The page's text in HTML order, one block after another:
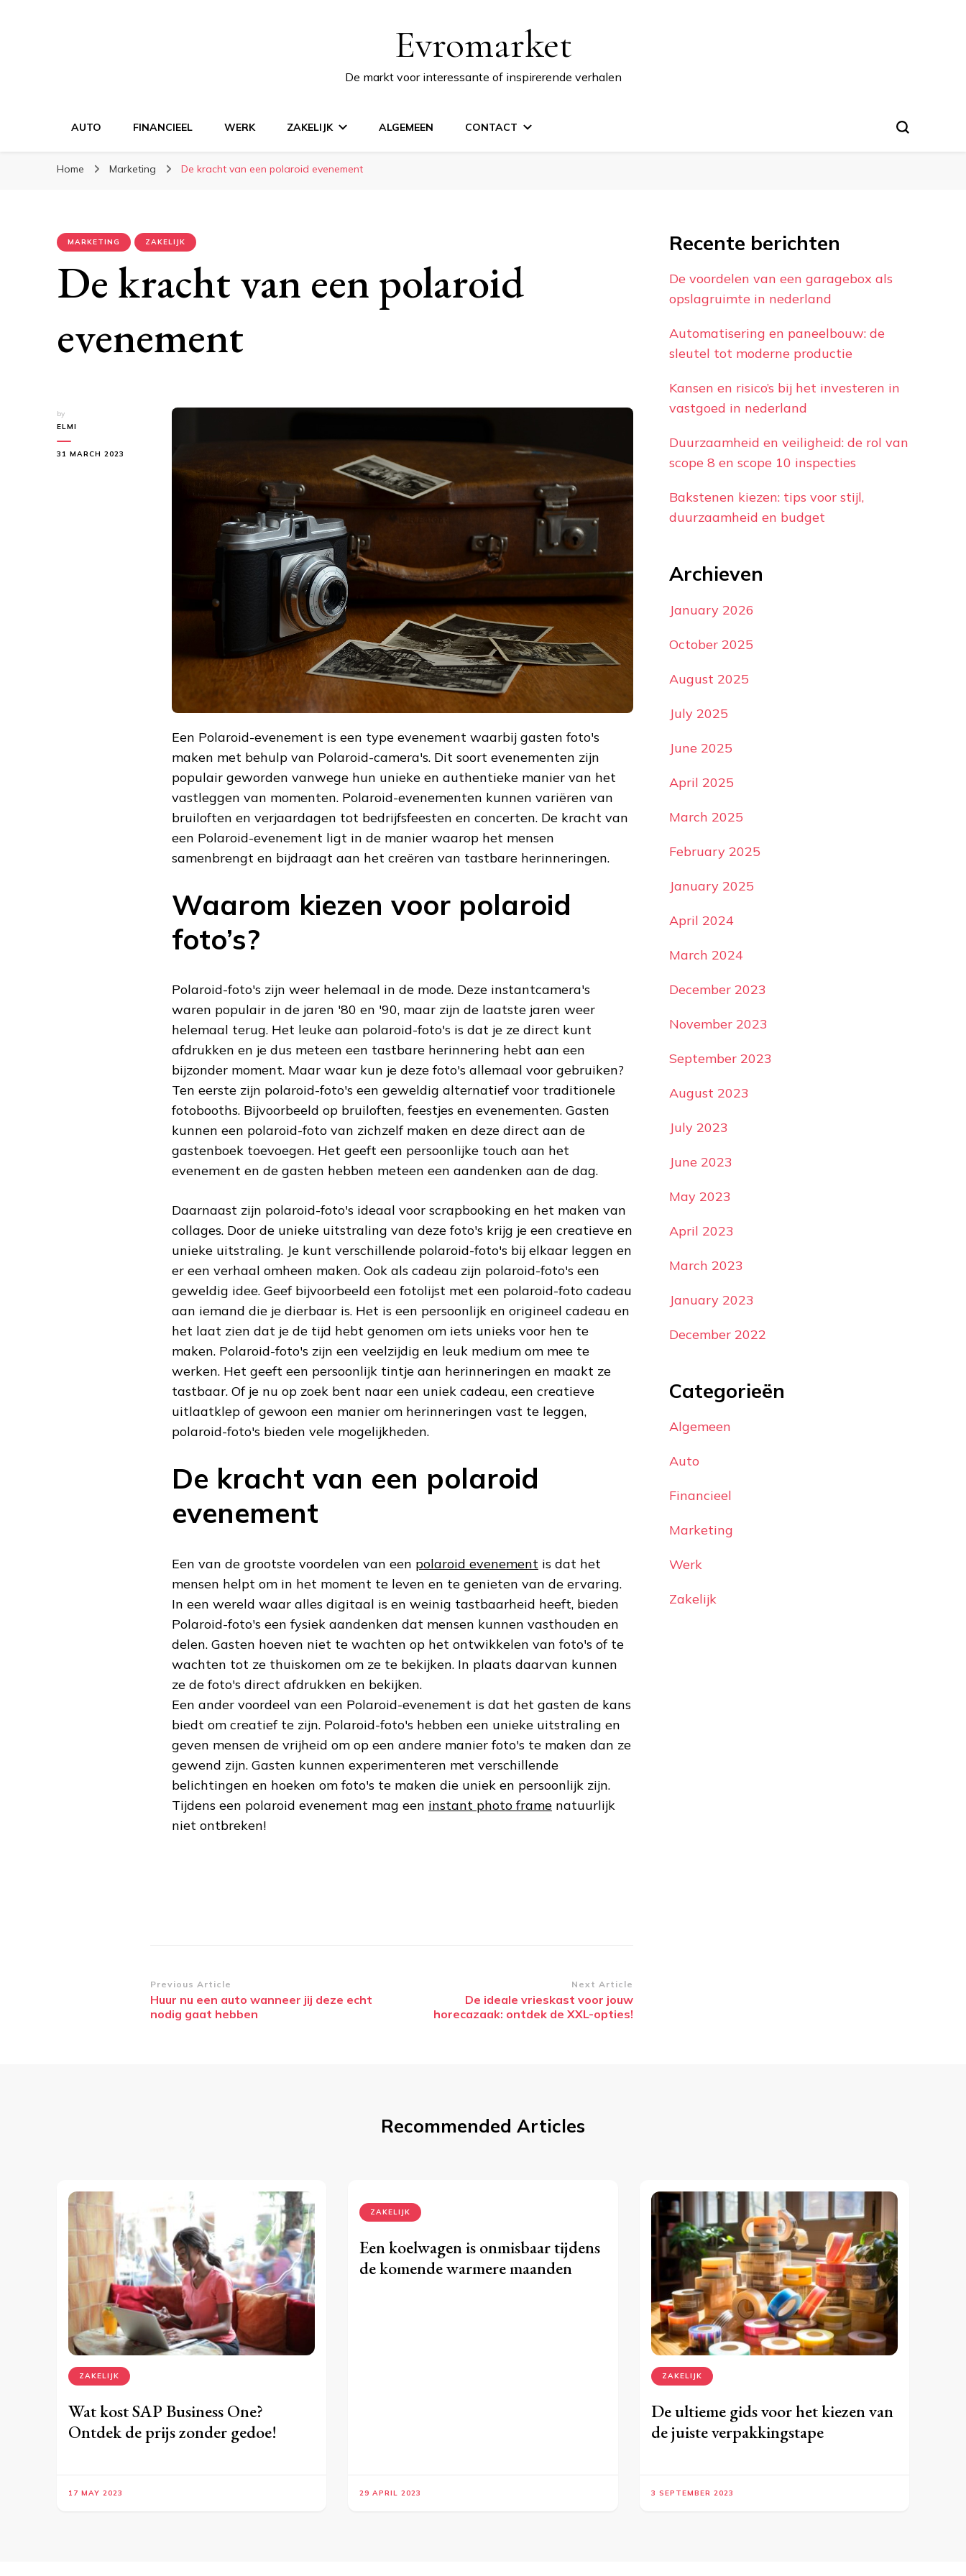
Evromarket
De markt voor interessante of inspirerende verhalen
AUTO FINANCIEEL WERK ZAKELIJK ALGEMEEN CONTACT
Home Marketing De kracht van een polaroid evenement
MARKETING ZAKELIJK
De kracht van een polaroid
evenement
by
ELMI
31 MARCH 2023
Een Polaroid-evenement is een type evenement waarbij gasten foto's
maken met behulp van Polaroid-camera's. Dit soort evenementen zijn
populair geworden vanwege hun unieke en authentieke manier van het
vastleggen van momenten. Polaroid-evenementen kunnen variëren van
bruiloften en verjaardagen tot bedrijfsfeesten en concerten. De kracht van
een Polaroid-evenement ligt in de manier waarop het mensen
samenbrengt en bijdraagt aan het creëren van tastbare herinneringen.
Waarom kiezen voor polaroid
foto’s?
Polaroid-foto's zijn weer helemaal in de mode. Deze instantcamera's
waren populair in de jaren '80 en '90, maar zijn de laatste jaren weer
helemaal terug. Het leuke aan polaroid-foto's is dat je ze direct kunt
afdrukken en je dus meteen een tastbare herinnering hebt aan een
bijzonder moment. Maar waar kun je deze foto's allemaal voor gebruiken?
Ten eerste zijn polaroid-foto's een geweldig alternatief voor traditionele
fotobooths. Bijvoorbeeld op bruiloften, feestjes en evenementen. Gasten
kunnen een polaroid-foto van zichzelf maken en deze direct aan de
gastenboek toevoegen. Het geeft een persoonlijke touch aan het
evenement en de gasten hebben meteen een aandenken aan de dag.
Daarnaast zijn polaroid-foto's ideaal voor scrapbooking en het maken van
collages. Door de unieke uitstraling van deze foto's krijg je een creatieve en
unieke uitstraling. Je kunt verschillende polaroid-foto's bij elkaar leggen en
er een verhaal omheen maken. Ook als cadeau zijn polaroid-foto's een
geweldig idee. Geef bijvoorbeeld een fotolijst met een polaroid-foto cadeau
aan iemand die je dierbaar is. Het is een persoonlijk en origineel cadeau en
het laat zien dat je de tijd hebt genomen om iets unieks voor hen te
maken. Polaroid-foto's zijn een veelzijdig en leuk medium om mee te
werken. Het geeft een persoonlijk tintje aan herinneringen en maakt ze
tastbaar. Of je nu op zoek bent naar een uniek cadeau, een creatieve
uitlaatklep of gewoon een manier om herinneringen vast te leggen,
polaroid-foto's bieden vele mogelijkheden.
De kracht van een polaroid
evenement
Een van de grootste voordelen van een polaroid evenement is dat het
mensen helpt om in het moment te leven en te genieten van de ervaring.
In een wereld waar alles digitaal is en weinig tastbaarheid heeft, bieden
Polaroid-foto's een fysiek aandenken dat mensen kunnen vasthouden en
delen. Gasten hoeven niet te wachten op het ontwikkelen van foto's of te
wachten tot ze thuiskomen om ze te bekijken. In plaats daarvan kunnen
ze de foto's direct afdrukken en bekijken.
Een ander voordeel van een Polaroid-evenement is dat het gasten de kans
biedt om creatief te zijn. Polaroid-foto's hebben een unieke uitstraling en
geven mensen de vrijheid om op een andere manier foto's te maken dan ze
gewend zijn. Gasten kunnen experimenteren met verschillende
belichtingen en hoeken om foto's te maken die uniek en persoonlijk zijn.
Tijdens een polaroid evenement mag een instant photo frame natuurlijk
niet ontbreken!
Post
Navigation
Previous Article
Huur nu een auto wanneer jij deze echt
nodig gaat hebben
Next Article
De ideale vrieskast voor jouw
horecazaak: ontdek de XXL-opties!
Recente berichten
De voordelen van een garagebox als
opslagruimte in nederland
Automatisering en paneelbouw: de
sleutel tot moderne productie
Kansen en risico’s bij het investeren in
vastgoed in nederland
Duurzaamheid en veiligheid: de rol van
scope 8 en scope 10 inspecties
Bakstenen kiezen: tips voor stijl,
duurzaamheid en budget
Archieven
January 2026
October 2025
August 2025
July 2025
June 2025
April 2025
March 2025
February 2025
January 2025
April 2024
March 2024
December 2023
November 2023
September 2023
August 2023
July 2023
June 2023
May 2023
April 2023
March 2023
January 2023
December 2022
Categorieën
Algemeen
Auto
Financieel
Marketing
Werk
Zakelijk
Recommended Articles
ZAKELIJK
Wat kost SAP Business One?
Ontdek de prijs zonder gedoe!
17 MAY 2023
ZAKELIJK
Een koelwagen is onmisbaar tijdens
de komende warmere maanden
29 APRIL 2023
ZAKELIJK
De ultieme gids voor het kiezen van
de juiste verpakkingstape
3 SEPTEMBER 2023